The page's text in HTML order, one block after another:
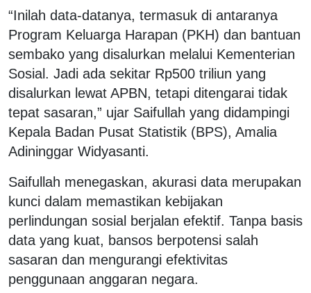
“Inilah data-datanya, termasuk di antaranya
Program Keluarga Harapan (PKH) dan bantuan
sembako yang disalurkan melalui Kementerian
Sosial. Jadi ada sekitar Rp500 triliun yang
disalurkan lewat APBN, tetapi ditengarai tidak
tepat sasaran,” ujar Saifullah yang didampingi
Kepala Badan Pusat Statistik (BPS), Amalia
Adininggar Widyasanti.
Saifullah menegaskan, akurasi data merupakan
kunci dalam memastikan kebijakan
perlindungan sosial berjalan efektif. Tanpa basis
data yang kuat, bansos berpotensi salah
sasaran dan mengurangi efektivitas
penggunaan anggaran negara.